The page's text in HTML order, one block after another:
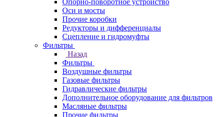
Опорно-поворотное устройство
Оси и мосты
Прочие коробки
Редукторы и дифференциалы
Сцепление и гидромуфты
Фильтры
Назад
Фильтры
Воздушные фильтры
Газовые фильтры
Гидравлические фильтры
Дополнительное оборудование для фильтров
Масляные фильтры
Прочие фильтры